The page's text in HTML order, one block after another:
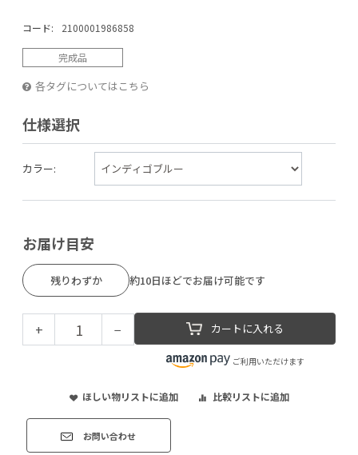
コード: 2100001986858
完成品
各タグについてはこちら
仕様選択
カラー:
お届け目安
残りわずか 約10日ほどでお届け可能です
+ − カートに入れる
ご利用いただけます
ほしい物リストに追加 比較リストに追加
お問い合わせ